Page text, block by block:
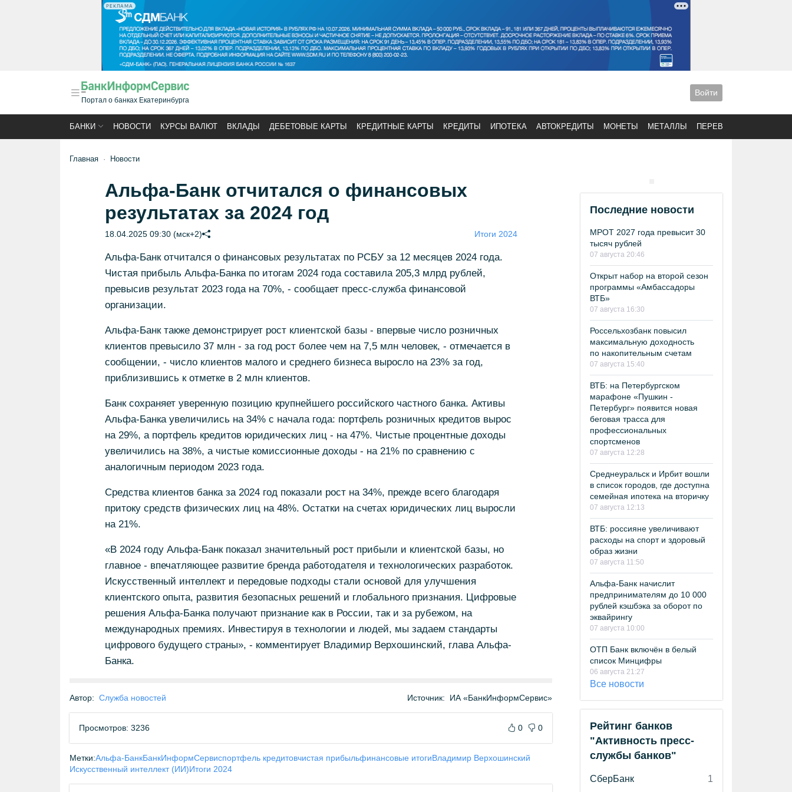
РЕКЛАМА
Портал о банках Екатеринбурга
Войти
БАНКИ НОВОСТИ КУРСЫ ВАЛЮТ ВКЛАДЫ ДЕБЕТОВЫЕ КАРТЫ КРЕДИТНЫЕ КАРТЫ КРЕДИТЫ ИПОТЕКА АВТОКРЕДИТЫ МОНЕТЫ МЕТАЛЛЫ ПЕРЕВОДЫ
Главная Новости
Альфа-Банк отчитался о финансовых
результатах за 2024 год
18.04.2025 09:30 (мск+2) Итоги 2024
Альфа-Банк отчитался о финансовых результатах по РСБУ за 12 месяцев 2024 года.
Чистая прибыль Альфа-Банка по итогам 2024 года составила 205,3 млрд рублей,
превысив результат 2023 года на 70%, - сообщает пресс-служба финансовой
организации.
Альфа-Банк также демонстрирует рост клиентской базы - впервые число розничных
клиентов превысило 37 млн - за год рост более чем на 7,5 млн человек, - отмечается в
сообщении, - число клиентов малого и среднего бизнеса выросло на 23% за год,
приблизившись к отметке в 2 млн клиентов.
Банк сохраняет уверенную позицию крупнейшего российского частного банка. Активы
Альфа-Банка увеличились на 34% с начала года: портфель розничных кредитов вырос
на 29%, а портфель кредитов юридических лиц - на 47%. Чистые процентные доходы
увеличились на 38%, а чистые комиссионные доходы - на 21% по сравнению с
аналогичным периодом 2023 года.
Средства клиентов банка за 2024 год показали рост на 34%, прежде всего благодаря
притоку средств физических лиц на 48%. Остатки на счетах юридических лиц выросли
на 21%.
«В 2024 году Альфа-Банк показал значительный рост прибыли и клиентской базы, но
главное - впечатляющее развитие бренда работодателя и технологических разработок.
Искусственный интеллект и передовые подходы стали основой для улучшения
клиентского опыта, развития безопасных решений и глобального признания. Цифровые
решения Альфа-Банка получают признание как в России, так и за рубежом, на
международных премиях. Инвестируя в технологии и людей, мы задаем стандарты
цифрового будущего страны», - комментирует Владимир Верхошинский, глава Альфа-
Банка.
Автор: Служба новостей Источник: ИА «БанкИнформСервис»
Просмотров: 3236 0 0
Метки:Альфа-БанкБанкИнформСервиспортфель кредитовчистая прибыльфинансовые итогиВладимир Верхошинский
Искусственный интеллект (ИИ)Итоги 2024
Последние новости
МРОТ 2027 года превысит 30
тысяч рублей
07 августа 20:46
Открыт набор на второй сезон
программы «Амбассадоры
ВТБ»
07 августа 16:30
Россельхозбанк повысил
максимальную доходность
по накопительным счетам
07 августа 15:40
ВТБ: на Петербургском
марафоне «Пушкин -
Петербург» появится новая
беговая трасса для
профессиональных
спортсменов
07 августа 12:28
Среднеуральск и Ирбит вошли
в список городов, где доступна
семейная ипотека на вторичку
07 августа 12:13
ВТБ: россияне увеличивают
расходы на спорт и здоровый
образ жизни
07 августа 11:50
Альфа-Банк начислит
предпринимателям до 10 000
рублей кэшбэка за оборот по
эквайрингу
07 августа 10:00
ОТП Банк включён в белый
список Минцифры
06 августа 21:27
Все новости
Рейтинг банков
"Активность пресс-
службы банков"
СберБанк
1